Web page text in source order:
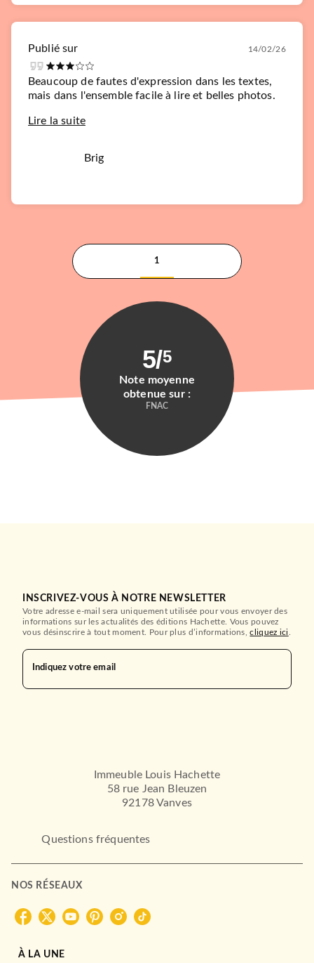
RELIGION
Publié sur 14/02/26
Beaucoup de fautes d'expression dans les textes,
mais dans l'ensemble facile à lire et belles photos.
Lire la suite
Brig
1
5/5
Note moyenne
obtenue sur :
FNAC
INSCRIVEZ-VOUS À NOTRE NEWSLETTER
Votre adresse e-mail sera uniquement utilisée pour vous envoyer des
informations sur les actualités des éditions Hachette. Vous pouvez
vous désinscrire à tout moment. Pour plus d’informations,cliquez ici
Indiquez votre email
Immeuble Louis Hachette
58 rue Jean Bleuzen
92178 Vanves
Questions fréquentes
NOS RÉSEAUX
À LA UNE